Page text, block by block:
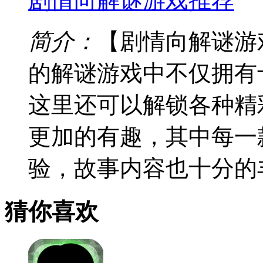
简介：
【剧情向解谜
的解谜游戏中不仅拥
这里还可以解锁各种
更加的有趣，其中每
验，故事内容也十分
猜你喜欢